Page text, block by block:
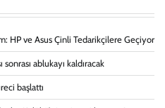
HP ve Asus Çinli Tedarikçilere Geçiyor
ablukayı kaldıracak
başlattı